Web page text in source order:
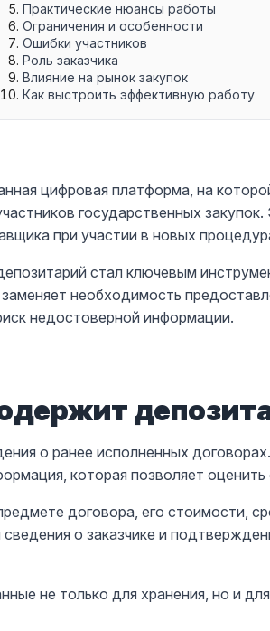
Практические нюансы работы
Ограничения и особенности
Ошибки участников
Роль заказчика
Влияние на рынок закупок
Как выстроить эффективную работу
цифровая платформа, на
государственных
при участии в новых
стал ключевым
необходимость
недостоверной информации.
о ранее исполненных
которая позволяет
договора, его стоимости,
о заказчике и
не только для хранения, но и